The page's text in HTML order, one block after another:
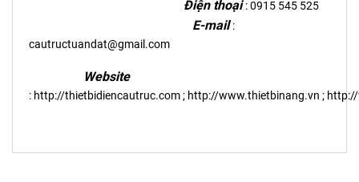
Điện thoại : 0915 545 525
E-mail:
cautructuandat@gmail.com
Website
: http://thietbidiencautruc.com; http://www.thietbinang.vn ;